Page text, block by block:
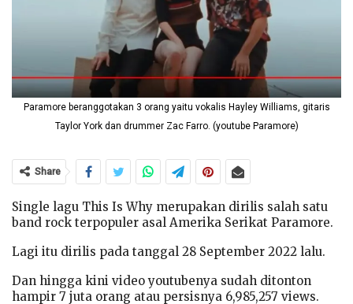
Paramore beranggotakan 3 orang yaitu vokalis Hayley Williams, gitaris
Taylor York dan drummer Zac Farro. (youtube Paramore)
Share
Single lagu This Is Why merupakan dirilis salah satu
band rock terpopuler asal Amerika Serikat Paramore.
Lagi itu dirilis pada tanggal 28 September 2022 lalu.
Dan hingga kini video youtubenya sudah ditonton
hampir 7 juta orang atau persisnya 6,985,257 views.